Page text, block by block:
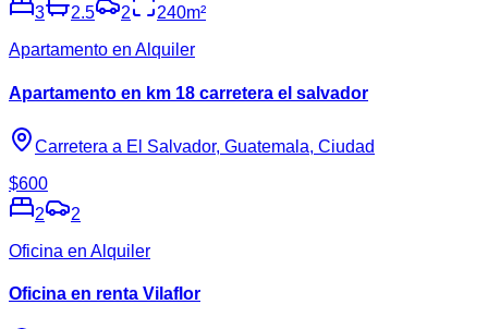
3
2.5 2 240m²
Apartamento en Alquiler
Apartamento en km 18 carretera el salvador
Carretera a El Salvador, Guatemala, Ciudad
$600
2
2
Oficina en Alquiler
Oficina en renta Vilaflor